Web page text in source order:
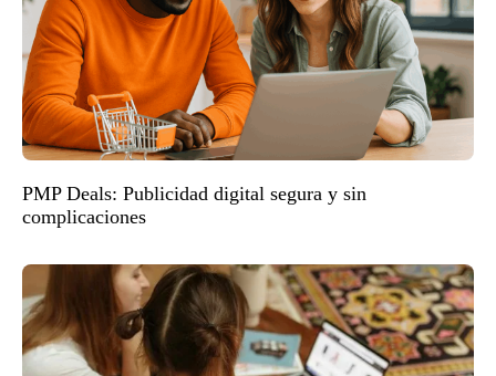
PMP Deals: Publicidad digital segura y sin
complicaciones